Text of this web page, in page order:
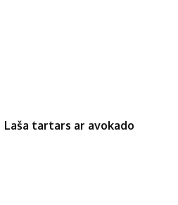
Laša tartars ar avokado